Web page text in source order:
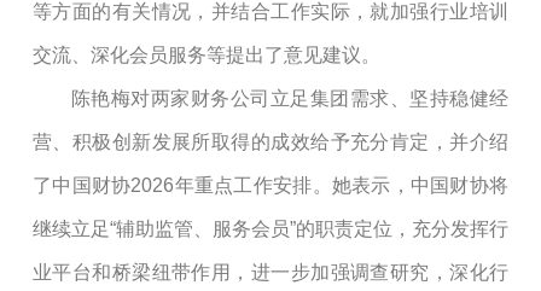
等方面的有关情况，并结合工作实际，就加强行业培训
交流、深化会员服务等提出了意见建议。
陈艳梅对两家财务公司立足集团需求、坚持稳健经
营、积极创新发展所取得的成效给予充分肯定，并介绍
了中国财协2026年重点工作安排。她表示，中国财协将
继续立足“辅助监管、服务会员”的职责定位，充分发挥行
业平台和桥梁纽带作用，进一步加强调查研究，深化行